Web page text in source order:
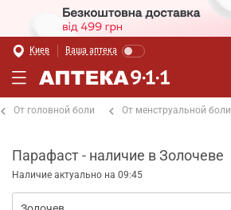
Киев Ваша аптека
От головной боли От менструальной боли
Парафаст - наличие в Золочеве
Наличие актуально на 09:45